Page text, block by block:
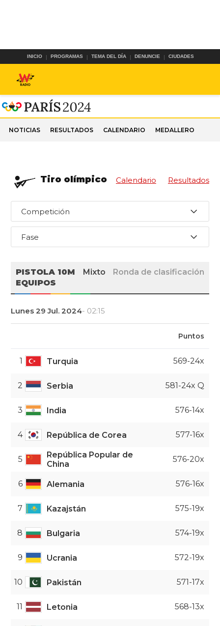
INICIO PROGRAMAS TEMA DEL DÍA DENUNCIE CIUDADES
NOTICIAS RESULTADOS CALENDARIO MEDALLERO
Tiro olímpico Calendario Resultados
Competición
Fase
PISTOLA 10M
EQUIPOS
Mixto Ronda de clasificación
Lunes 29 Jul. 2024- 02:15
Puntos
1 Turquia 569-24x
2 Serbia 581-24x Q
3 India 576-14x
4 República de Corea 577-16x
5
República Popular de
China
576-20x
6 Alemania 576-16x
7 Kazajstán 575-19x
8 Bulgaria 574-19x
9 Ucrania 572-19x
10 Pakistán 571-17x
11 Letonia 568-13x